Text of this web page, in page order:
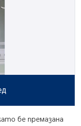
бе премазана